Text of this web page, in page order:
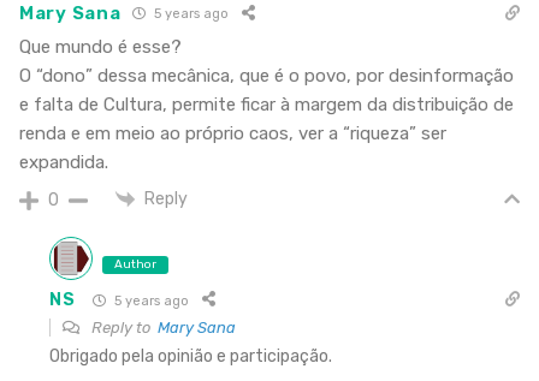
Mary Sana 5 years ago
Que mundo é esse?
O “dono” dessa mecânica, que é o povo, por desinformação
e falta de Cultura, permite ficar à margem da distribuição de
renda e em meio ao próprio caos, ver a “riqueza” ser
expandida.
0 Reply
Author
NS 5 years ago
Reply to Mary Sana
Obrigado pela opinião e participação.